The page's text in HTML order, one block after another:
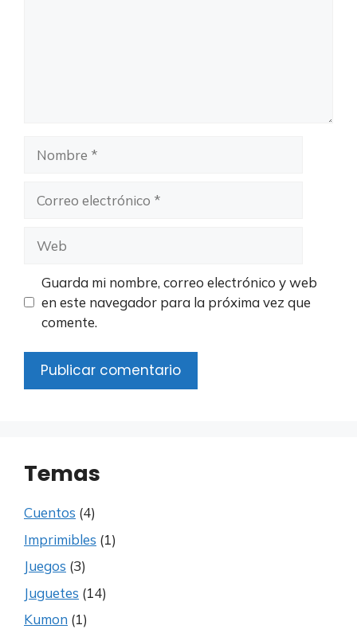
electrónico
Guarda mi nombre, correo electrónico y web
en este navegador para la próxima vez que
comente.
Temas
Cuentos (4)
Imprimibles (1)
Juegos (3)
Juguetes (14)
Kumon (1)